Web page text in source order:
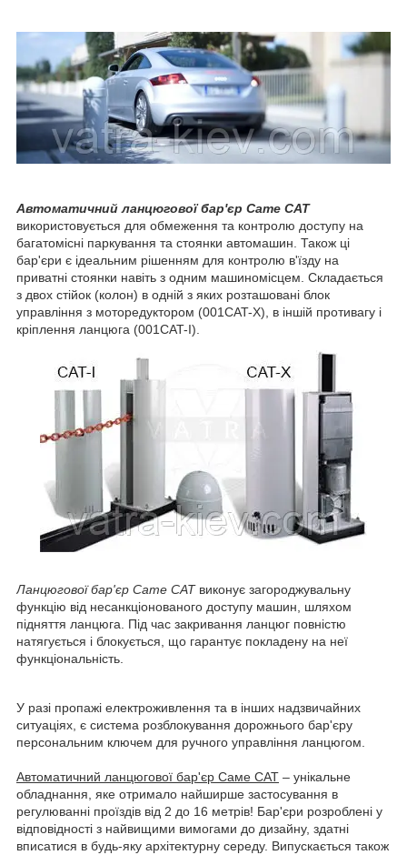
Автоматичний ланцюгової бар'єр Came CAT
використовується для обмеження та контролю доступу на
багатомісні паркування та стоянки автомашин. Також ці
бар'єри є ідеальним рішенням для контролю в'їзду на
приватні стоянки навіть з одним машиномісцем. Складається
з двох стійок (колон) в одній з яких розташовані блок
управління з моторедуктором (001CAT-X), в іншій противагу і
кріплення ланцюга (001CAT-I).
Ланцюгової бар'єр Came CATвиконує загороджувальну
функцію від несанкціонованого доступу машин, шляхом
підняття ланцюга. Під час закривання ланцюг повністю
натягується і блокується, що гарантує покладену на неї
функціональність.
У разі пропажі електроживлення та в інших надзвичайних
ситуаціях, є система розблокування дорожнього бар'єру
персональним ключем для ручного управління ланцюгом.
Автоматичний ланцюгової бар'єр Саме CAT – унікальне
обладнання, яке отримало найширше застосування в
регулюванні проїздів від 2 до 16 метрів! Бар'єри розроблені у
відповідності з найвищими вимогами до дизайну, здатні
вписатися в будь-яку архітектурну середу. Випускається також